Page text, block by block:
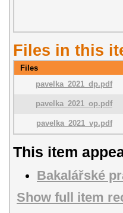
Files in this
Files
pavelka_2021_dp.pdf
pavelka_2021_op.pdf
pavelka_2021_vp.pdf
This item
Bakalářské
Show full item